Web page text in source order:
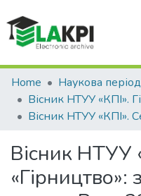
Communities & Collections
All of DSpace
Home
Наукова
Вісник НТУУ
«Гірництво»: